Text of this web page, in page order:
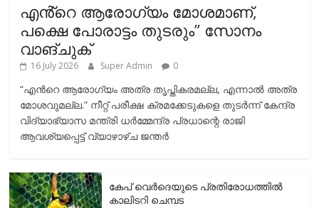
എൻ്റെ ആരോഗ്യം മോശമാണ്,
പക്ഷെ പോരാട്ടം തുടരും” സോനം
വാങ്ചുക്
16 July 2026 Super Admin 0
“എന്‍റെ ആരോഗ്യം അത്ര തൃപ്തികരമല്ല, എന്നാൽ അത്ര
മോശവുമല്ല.” നീറ്റ് പരീക്ഷ ക്രമക്കേടുകളെ തുടർന്ന് കേന്ദ്ര
വിദ്യാഭ്യാസ മന്ത്രി ധർമ്മേന്ദ്ര പ്രധാന്റെ രാജി
ആവശ്യപ്പെട്ട് വ്യാഴാഴ്ച ജന്തർ
കേപ് വെര്‍ദെയുടെ പ്രതിരോധത്തില്‍
കാലിടറി ചെമ്പട